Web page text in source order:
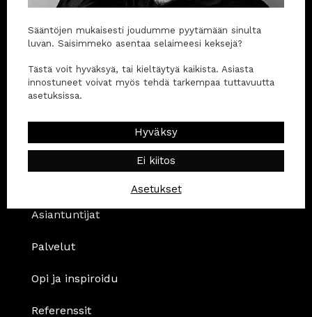
Sähköpostikansiosi on täynnä turhuuksia.
Markkinoinnista ja sen vierestä ei ole yksi niistä. Se
tarjoaa sinulle pienen tauon.
Asiantuntijat
Palvelut
Opi ja inspiroidu
Referenssit
Sääntöjen mukaisesti joudumme pyytämään sinulta
luvan. Saisimmeko asentaa selaimeesi keksejä?
Tästä voit hyväksyä, tai kieltäytyä kaikista. Asiasta
innostuneet voivat myös tehdä tarkempaa tuttavuutta
asetuksissa.
Hyväksy
Ei kiitos
Asetukset